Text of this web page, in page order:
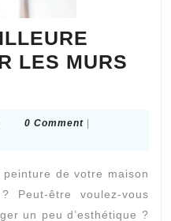
LES MURS
0 Comment
de votre maison
Peut-être voulez-vous
un peu d’esthétique ?